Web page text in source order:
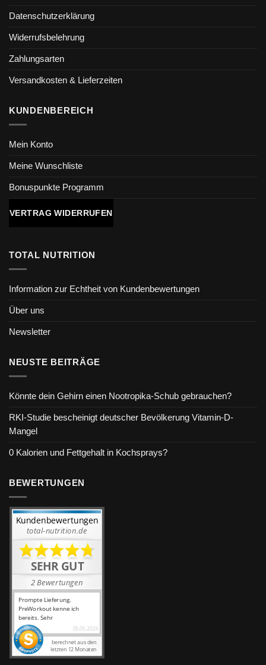
Datenschutzerklärung
Widerrufsbelehrung
Zahlungsarten
Versandkosten & Lieferzeiten
KUNDENBEREICH
Mein Konto
Meine Wunschliste
Bonuspunkte Programm
VERTRAG WIDERRUFEN
TOTAL NUTRITION
Information zur Echtheit von Kundenbewertungen
Über uns
Newsletter
NEUSTE BEITRÄGE
Könnte dein Gehirn einen Nootropika-Schub gebrauchen?
RKI-Studie bescheinigt deutscher Bevölkerung Vitamin-D-
Mangel
0 Kalorien und Fettgehalt in Kochsprays?
BEWERTUNGEN